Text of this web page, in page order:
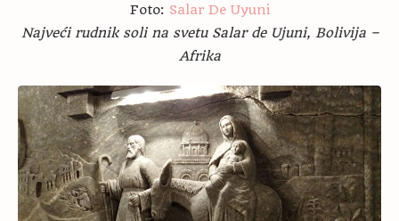
Foto: Salar De Uyuni
Najveći rudnik soli na svetu Salar de Ujuni, Bolivija –
Afrika